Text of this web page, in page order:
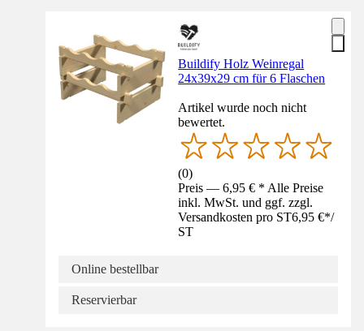
Buildify Holz Weinregal
24x39x29 cm für 6 Flaschen
Artikel wurde noch nicht
bewertet.
(0)
Preis — 6,95 € * Alle Preise
inkl. MwSt. und ggf. zzgl.
Versandkosten pro ST6,95 €*/
ST
Online bestellbar
Reservierbar